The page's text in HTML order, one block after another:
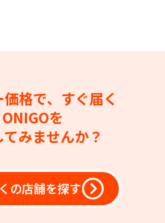
格で、すぐ届く
ONIGOを
みませんか？
の店舗を探す